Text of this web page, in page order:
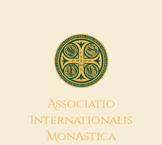
Associatio
Internationalis
MonAstica